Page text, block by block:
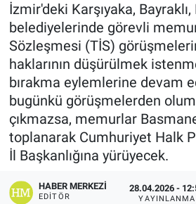
İzmir'deki Karşıyaka,
belediyelerinde görevli
Sözleşmesi (TİS)
haklarının düşürülmek
bırakma eylemlerine devam
bugünkü görüşmelerden
çıkmazsa, memurlar
toplanarak Cumhuriyet Halk
İl Başkanlığına yürüyecek.
HABER MERKEZI
EDITÖR
28.04.2026 -
YAYINLANMA